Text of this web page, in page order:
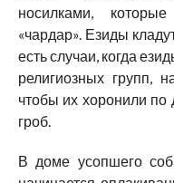
носилками,
«чардар». Езиды
есть случаи, когда
религиозных групп,
чтобы их хоронили
гроб.
В доме усопшего